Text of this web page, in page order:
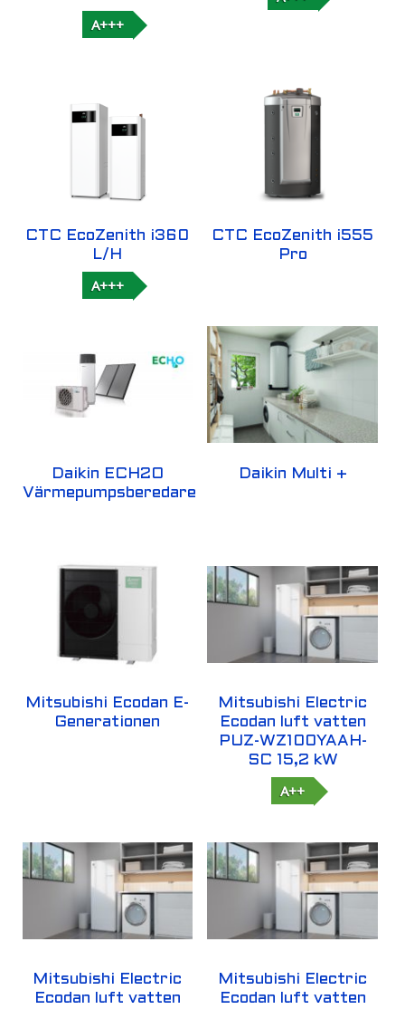
A+++
CTC EcoZenith i360
L/H
A+++
CTC EcoZenith i555
Pro
Daikin ECH2O
Värmepumpsberedare
Daikin Multi +
Mitsubishi Ecodan E-
Generationen
Mitsubishi Electric
Ecodan luft vatten
PUZ-WZ100YAAH-
SC 15,2 kW
A++
Mitsubishi Electric
Ecodan luft vatten
Mitsubishi Electric
Ecodan luft vatten